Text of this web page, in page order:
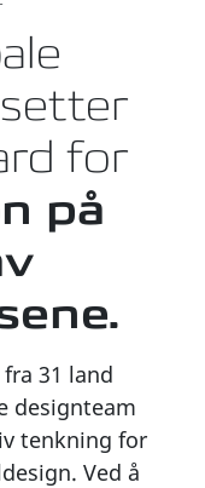
for
på
31 land
designteam
tenkning for
Ved å